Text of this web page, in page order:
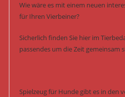
Wie wäre es mit einem neuen
für Ihren Vierbeiner?
Sicherlich finden Sie hier im
passendes um die Zeit gemeinsam
Spielzeug für Hunde gibt es in den